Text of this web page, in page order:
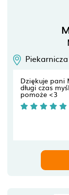
Dziękuje pani
długi czas
pomoże <3